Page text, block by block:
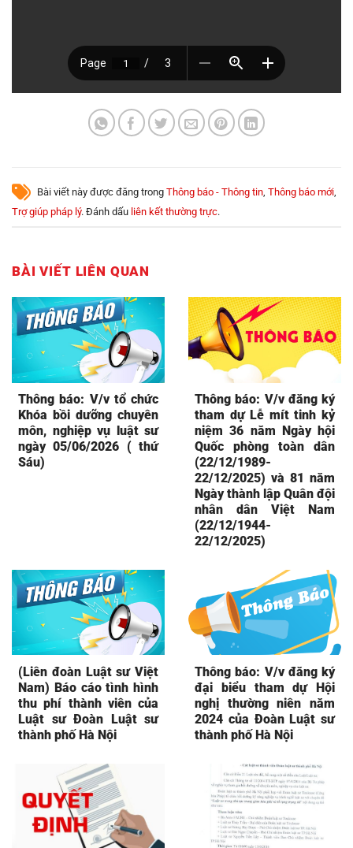
Bài viết này được đăng trong Thông báo - Thông tin Thông báo mới
Trợ giúp pháp lý. Đánh dấu liên kết thường trực.
BÀI VIẾT LIÊN QUAN
Thông báo: V/v tổ chức
Khóa bồi dưỡng chuyên
môn, nghiệp vụ luật sư
ngày 05/06/2026 ( thứ
Sáu)
Thông báo: V/v đăng ký
tham dự Lễ mít tinh kỷ
niệm 36 năm Ngày hội
Quốc phòng toàn dân
(22/12/1989-
22/12/2025) và 81 năm
Ngày thành lập Quân đội
nhân dân Việt Nam
(22/12/1944-
22/12/2025)
(Liên đoàn Luật sư Việt
Nam) Báo cáo tình hình
thu phí thành viên của
Luật sư Đoàn Luật sư
thành phố Hà Nội
Thông báo: V/v đăng ký
đại biểu tham dự Hội
nghị thường niên năm
2024 của Đoàn Luật sư
thành phố Hà Nội